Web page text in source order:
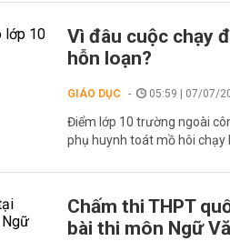
Vì đâu cuộc chạy
hỗn loạn?
GIÁO DỤC 05:59 | 07/07/
Điểm lớp 10 trường ngoài
phụ huynh toát mồ hôi chạy
Chấm thi THPT
bài thi môn Ngữ